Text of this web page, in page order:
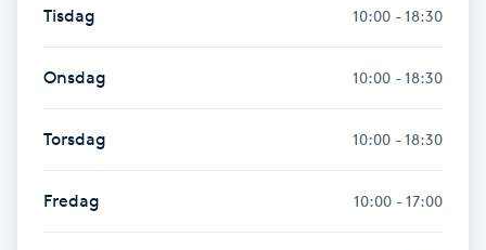
Hatha Yoga
Headspa
Healing
Herrklippning
Tisdag 10:00 - 18:30
Onsdag 10:00 - 18:30
Torsdag 10:00 - 18:30
Fredag 10:00 - 17:00